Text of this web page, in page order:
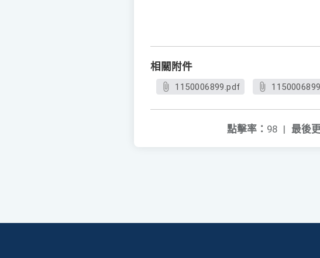
相關附件
1150006899.pdf
最後
點擊率： 98 |